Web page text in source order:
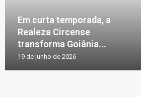
Em curta temporada, a
Realeza Circense
transforma Goiânia...
19 de junho de 2026